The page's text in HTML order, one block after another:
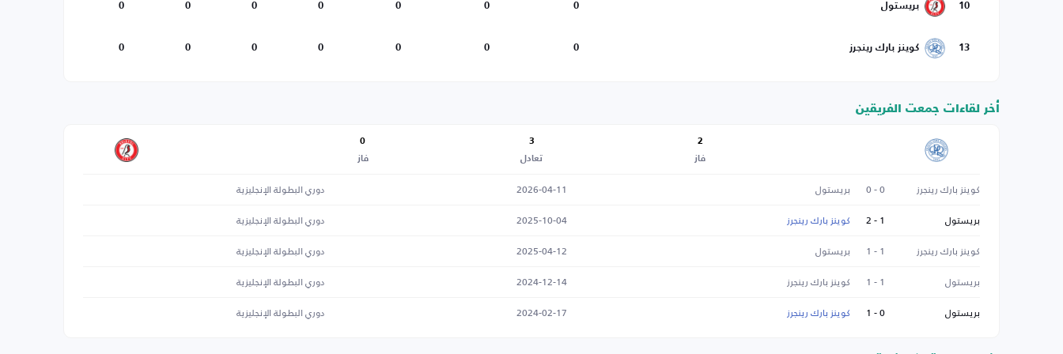
10 بريستول 0
0
0
0
0
0
0
13 كوينز بارك رينجرز 0
0
0
0
0
0
0
أخر لقاءات جمعت الفريقين
2
فاز
3
تعادل
0
فاز
كوينز بارك رينجرز 0 - 0 بريستول 2026-04-11
دوري البطولة الإنجليزية
بريستول
1 - 2 كوينز بارك رينجرز 2025-10-04
دوري البطولة الإنجليزية
كوينز بارك رينجرز
1 - 1 بريستول 2025-04-12
دوري البطولة الإنجليزية
بريستول
1 - 1 كوينز بارك رينجرز 2024-12-14
دوري البطولة الإنجليزية
بريستول
0 - 1 كوينز بارك رينجرز 2024-02-17 دوري البطولة الإنجليزية